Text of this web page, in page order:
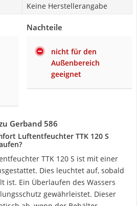
Keine Herstellerangabe
Nachteile
nicht für den
Außenbereich
geeignet
Gerband 586
Luftentfeuchter TTK 120 S
TTK 120 S ist mit einer
Dies leuchtet auf, sobald
ist. Ein Überlaufen des Wassers
gewährleistet. Dieser